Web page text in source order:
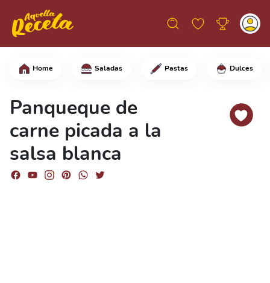
Home Saladas Pastas Dulces
Panqueque de
carne picada a la
salsa blanca
En una olla, saltea la cebolla y el